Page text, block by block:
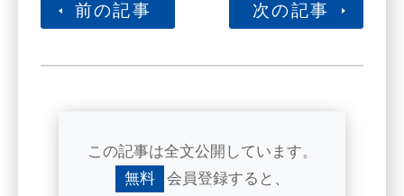
前の記事 次の記事
この記事は全文公開しています。
無料
会員登録すると、